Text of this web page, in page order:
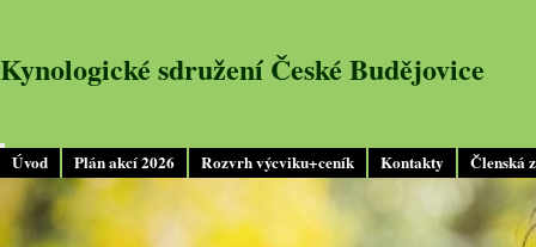
Úvod Plán akcí 2026 Rozvrh výcviku+ceník Kontakty Členská
Kynologické sdružení České Budějovice